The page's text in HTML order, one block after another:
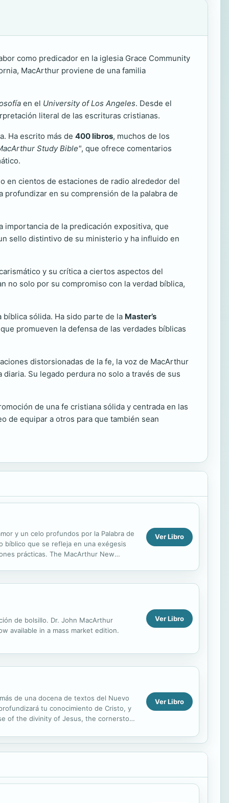
como predicador en la iglesia Grace Community
MacArthur proviene de una familia
en el University of Los Angeles. Desde el
literal de las escrituras cristianas.
Ha escrito más de 400 libros, muchos de los
Study Bible", que ofrece comentarios
en cientos de estaciones de radio alrededor del
profundizar en su comprensión de la palabra de
importancia de la predicación expositiva, que
sello distintivo de su ministerio y ha influido en
y su crítica a ciertos aspectos del
no solo por su compromiso con la verdad bíblica,
sólida. Ha sido parte de la Master’s
promueven la defensa de las verdades bíblicas
distorsionadas de la fe, la voz de MacArthur
Su legado perdura no solo a través de sus
de una fe cristiana sólida y centrada en las
de equipar a otros para que también sean
y un celo profundos por la Palabra de
bíblico que se refleja en una exégesis
prácticas. The MacArthur New
Ver Libro
de bolsillo. Dr. John MacArthur
available in a mass market edition.
Ver Libro
de una docena de textos del Nuevo
tu conocimiento de Cristo, y
of the divinity of Jesus, the cornerstone
Ver Libro